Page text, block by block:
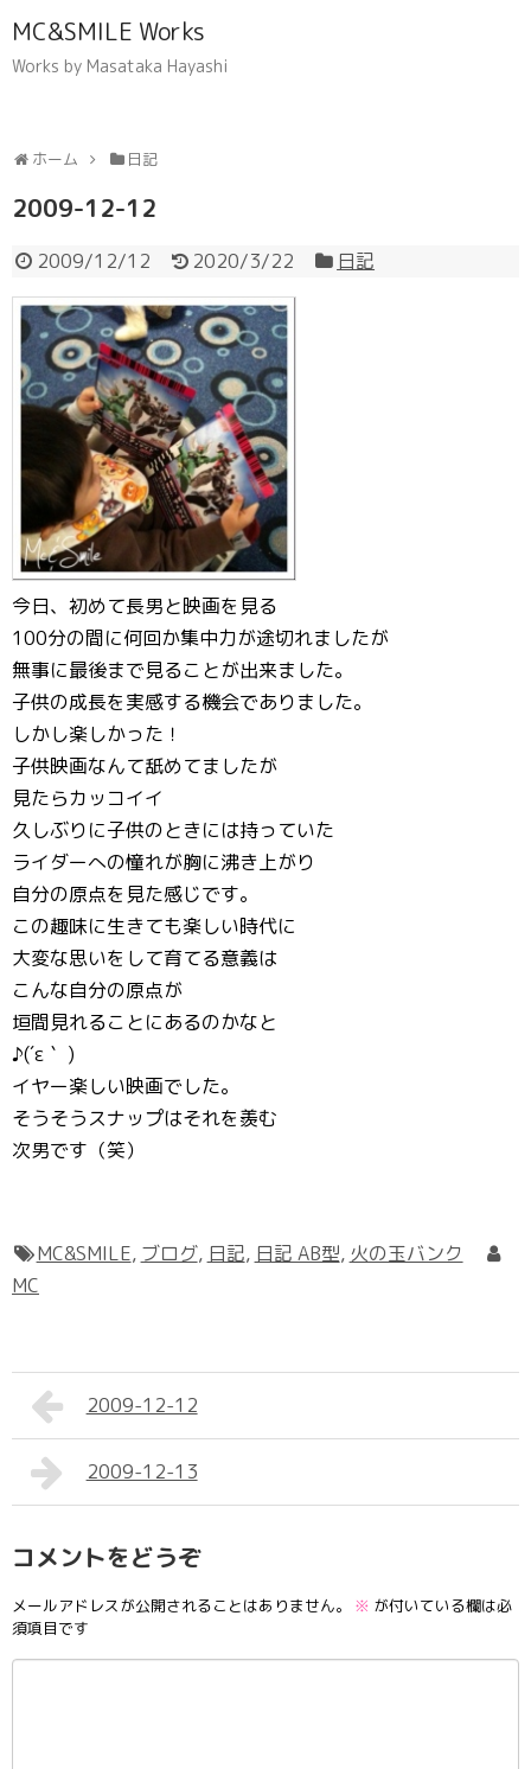
MC&SMILE Works
Works by Masataka Hayashi
ホーム 日記
2009-12-12
2009/12/12 2020/3/22 日記
今日、初めて長男と映画を見る
100分の間に何回か集中力が途切れましたが
無事に最後まで見ることが出来ました。
子供の成長を実感する機会でありました。
しかし楽しかった！
子供映画なんて舐めてましたが
見たらカッコイイ
久しぶりに子供のときには持っていた
ライダーへの憧れが胸に沸き上がり
自分の原点を見た感じです。
この趣味に生きても楽しい時代に
大変な思いをして育てる意義は
こんな自分の原点が
垣間見れることにあるのかなと
♪(´ε｀ )
イヤー楽しい映画でした。
そうそうスナップはそれを羨む
次男です（笑）
MC&SMILE, ブログ, 日記, 日記 AB型, 火の玉バンク
MC
2009-12-12
2009-12-13
コメントをどうぞ
メールアドレスが公開されることはありません。 ※ が付いている欄は必
須項目です